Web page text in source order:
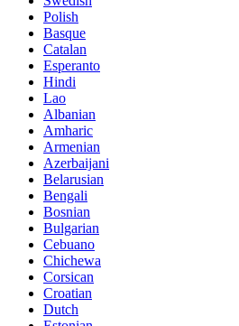
Polish
Basque
Catalan
Esperanto
Hindi
Lao
Albanian
Amharic
Armenian
Azerbaijani
Belarusian
Bengali
Bosnian
Bulgarian
Cebuano
Chichewa
Corsican
Croatian
Dutch